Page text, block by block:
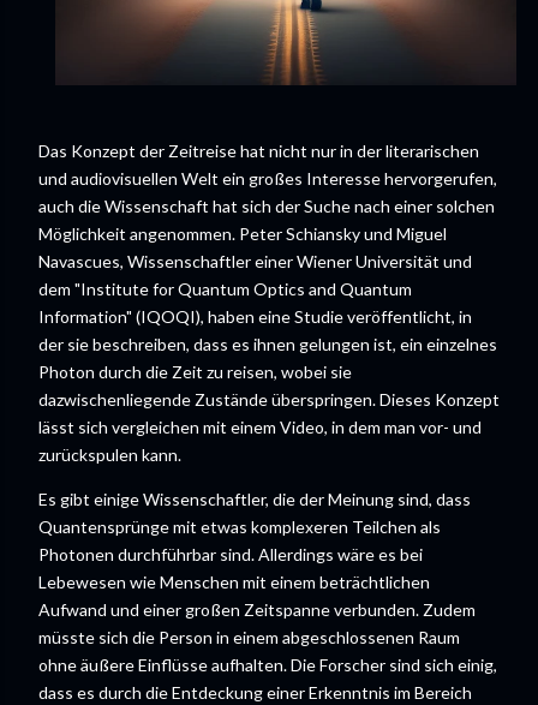
Das Konzept der Zeitreise hat nicht nur in der literarischen
und audiovisuellen Welt ein großes Interesse hervorgerufen,
auch die Wissenschaft hat sich der Suche nach einer solchen
Möglichkeit angenommen. Peter Schiansky und Miguel
Navascues, Wissenschaftler einer Wiener Universität und
dem "Institute for Quantum Optics and Quantum
Information" (IQOQI), haben eine Studie veröffentlicht, in
der sie beschreiben, dass es ihnen gelungen ist, ein einzelnes
Photon durch die Zeit zu reisen, wobei sie
dazwischenliegende Zustände überspringen. Dieses Konzept
lässt sich vergleichen mit einem Video, in dem man vor- und
zurückspulen kann.
Es gibt einige Wissenschaftler, die der Meinung sind, dass
Quantensprünge mit etwas komplexeren Teilchen als
Photonen durchführbar sind. Allerdings wäre es bei
Lebewesen wie Menschen mit einem beträchtlichen
Aufwand und einer großen Zeitspanne verbunden. Zudem
müsste sich die Person in einem abgeschlossenen Raum
ohne äußere Einflüsse aufhalten. Die Forscher sind sich einig,
dass es durch die Entdeckung einer Erkenntnis im Bereich